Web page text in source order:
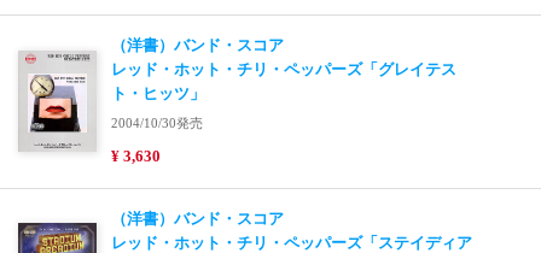
（洋書）バンド・スコア
レッド・ホット・チリ・ペッパーズ「グレイテス
ト・ヒッツ」
2004/10/30発売
¥ 3,630
（洋書）バンド・スコア
レッド・ホット・チリ・ペッパーズ「ステイディア